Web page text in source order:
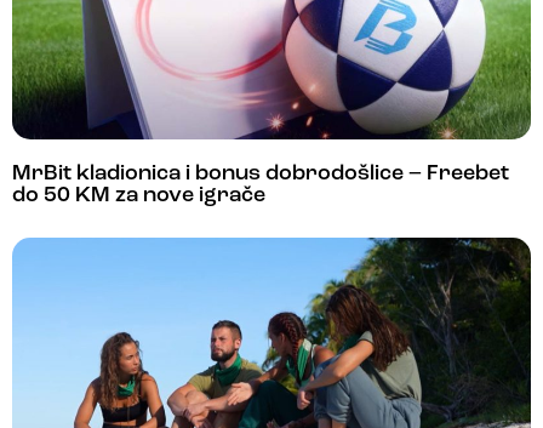
MrBit kladionica i bonus dobrodošlice – Freebet
do 50 KM za nove igrače